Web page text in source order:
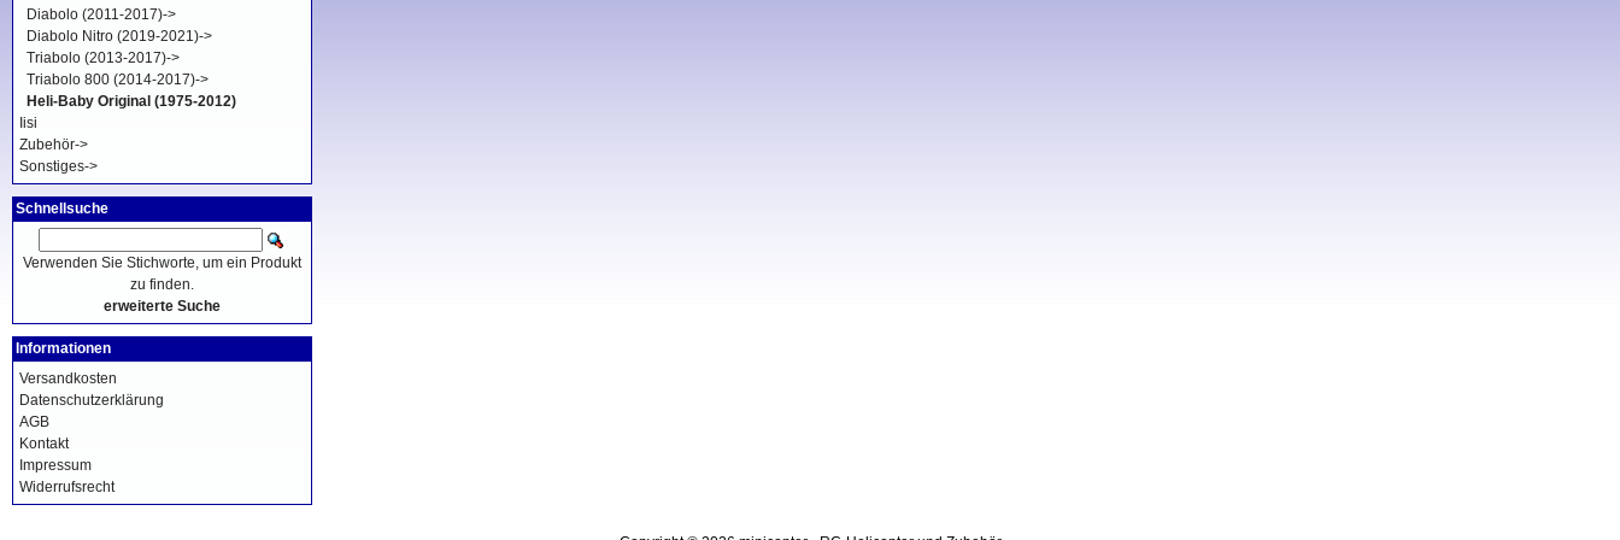
Diabolo (2011-2017)->
Diabolo Nitro (2019-2021)->
Triabolo (2013-2017)->
Triabolo 800 (2014-2017)->
Heli-Baby Original (1975-2012)
Iisi
Zubehör->
Sonstiges->
Schnellsuche
Verwenden Sie Stichworte, um ein Produkt
zu finden.
erweiterte Suche
Informationen
Versandkosten
Datenschutzerklärung
AGB
Kontakt
Impressum
Widerrufsrecht